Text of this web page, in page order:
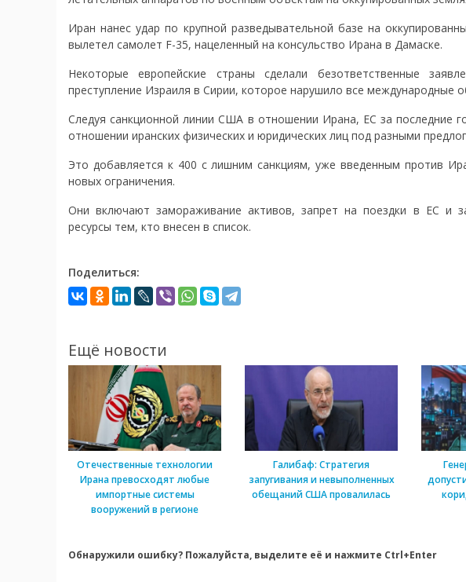
Иран нанес удар по крупной разведывательной базе на
вылетел самолет F-35, нацеленный на консульство Ирана в Дамаске.
Некоторые европейские страны сделали безответственные
преступление Израиля в Сирии, которое нарушило все международные
Следуя санкционной линии США в отношении Ирана, ЕС за последние
отношении иранских физических и юридических лиц под разными
Это добавляется к 400 с лишним санкциям, уже введенным против
новых ограничения.
Они включают замораживание активов, запрет на поездки в ЕС и
ресурсы тем, кто внесен в список.
Поделиться:
Ещё новости
Отечественные технологии
Ирана превосходят любые
импортные системы
вооружений в регионе
Галибаф: Стратегия
запугивания и невыполненных
обещаний США провалилась
Обнаружили ошибку? Пожалуйста, выделите её и нажмите Ctrl+Enter